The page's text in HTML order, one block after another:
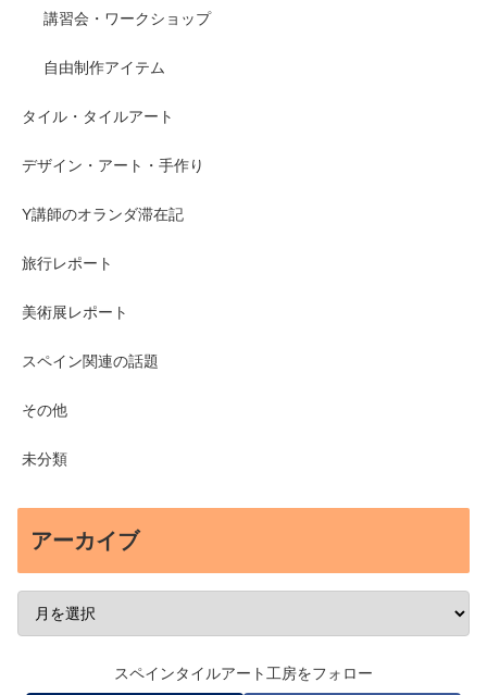
講習会・ワークショップ
自由制作アイテム
タイル・タイルアート
デザイン・アート・手作り
Y講師のオランダ滞在記
旅行レポート
美術展レポート
スペイン関連の話題
その他
未分類
アーカイブ
スペインタイルアート工房をフォロー